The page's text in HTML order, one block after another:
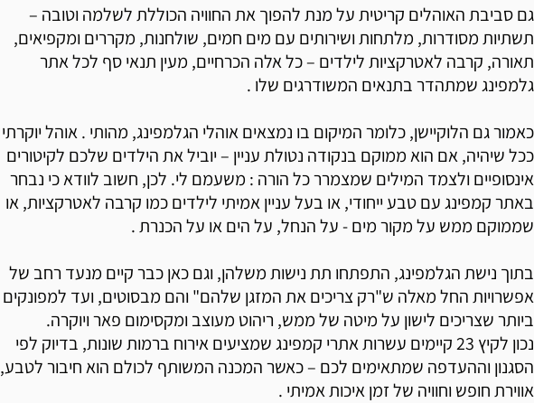
גם סביבת האוהלים קריטית על מנת להפוך את החוויה הכוללת לשלמה וטובה –
תשתיות מסודרות, מלתחות ושירותים עם מים חמים, שולחנות, מקררים ומקפיאים,
תאורה, קרבה לאטרקציות לילדים – כל אלה הכרחיים, מעין תנאי סף לכל אתר
גלמפינג שמתהדר בתנאים המשודרגים שלו .
כאמור גם הלוקיישן, כלומר המיקום בו נמצאים אוהלי הגלמפינג, מהותי . אוהל יוקרתי
ככל שיהיה, אם הוא ממוקם בנקודה נטולת עניין – יוביל את הילדים שלכם לקיטורים
אינסופיים ולצמד המילים שמצמרר כל הורה : משעמם לי. לכן, חשוב לוודא כי נבחר
באתר קמפינג עם טבע ייחודי, או בעל עניין אמיתי לילדים כמו קרבה לאטרקציות, או
שממוקם ממש על מקור מים - על הנחל, על הים או על הכנרת .
בתוך נישת הגלמפינג, התפתחו תת נישות משלהן, וגם כאן כבר קיים מנעד רחב של
אפשרויות החל מאלה ש"רק צריכים את המזגן שלהם" והם מבסוטים, ועד למפונקים
ביותר שצריכים לישון על מיטה של ממש, ריהוט מעוצב ומקסימום פאר ויוקרה.
נכון לקיץ 23 קיימים עשרות אתרי קמפינג שמציעים אירוח ברמות שונות, בדיוק לפי
הסגנון וההעדפה שמתאימים לכם – כאשר המכנה המשותף לכולם הוא חיבור לטבע,
אווירת חופש וחוויה של זמן איכות אמיתי .